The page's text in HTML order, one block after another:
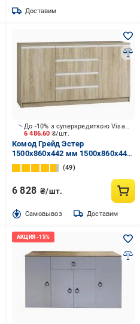
Доставим
6 486.60 ₴/шт.
До -10% з суперкредиткою Visa Вигода
Комод Грейд Эстер
1500х860х442 мм 1500x860x442
мм дуб сонома/дуб сонома
49
6 828 ₴/шт.
Cамовывоз Доставим